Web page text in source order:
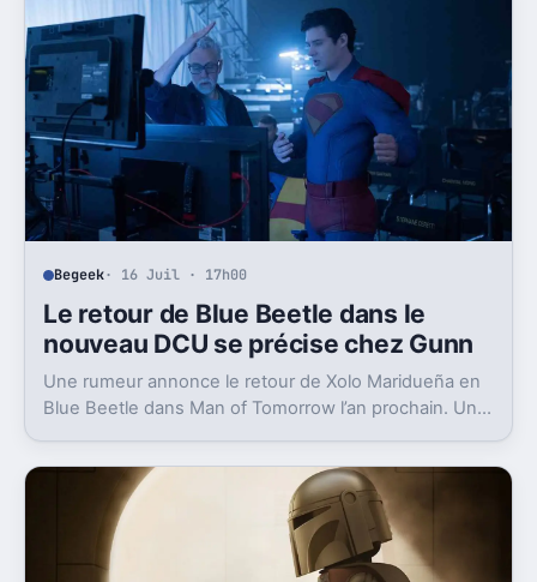
Begeek· 16 Juil · 17h00
Le retour de Blue Beetle dans le
nouveau DCU se précise chez Gunn
Une rumeur annonce le retour de Xolo Maridueña en
Blue Beetle dans Man of Tomorrow l’an prochain. Un